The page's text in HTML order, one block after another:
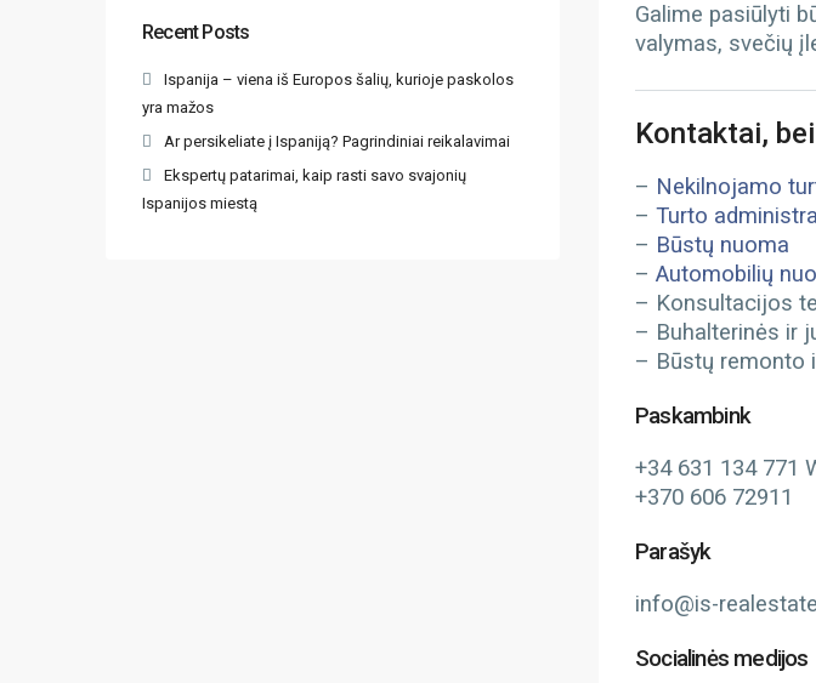
Galime pasiūlyti
valymas, svečių
Kontaktai,
– Nekilnojamo
– Turto
– Būstų nuoma
– Automobilių
– Konsultacijos
– Buhalterinės ir
– Būstų remonto
Paskambink
+34 631 134 771
+370 606 72911
Parašyk
info@is-
Socialinės medijos
Recent Posts
Ispanija – viena iš Europos šalių, kurioje paskolos
yra mažos
Ar persikeliate į Ispaniją? Pagrindiniai reikalavimai
Ekspertų patarimai, kaip rasti savo svajonių
Ispanijos miestą